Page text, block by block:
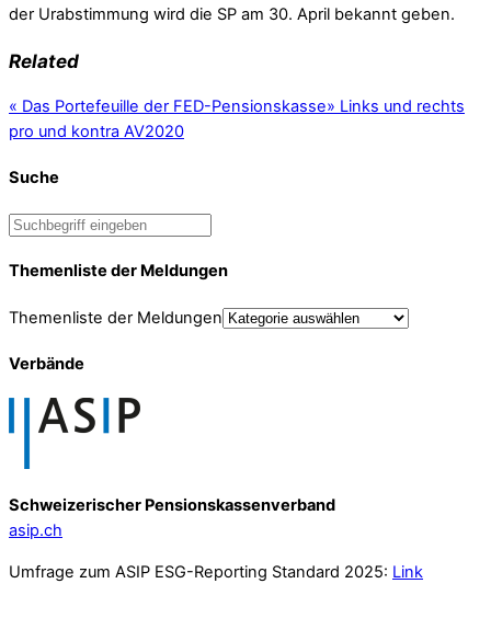
der Urabstimmung wird die SP am 30. April bekannt geben.
Related
« Das Portefeuille der FED-Pensionskasse» Links und rechts
pro und kontra AV2020
Suche
Themenliste der Meldungen
Themenliste der Meldungen
Verbände
Schweizerischer Pensionskassenverband
asip.ch
Umfrage zum ASIP ESG-Reporting Standard 2025: Link